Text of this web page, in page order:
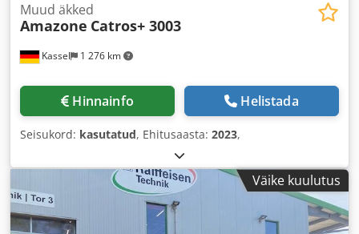
Kassel 1 276 km
Muud äkked
Amazone Catros+ 3003
Hinnainfo Helistada
Seisukord: kasutatud, Ehitusaasta: 2023,
Väike kuulutus